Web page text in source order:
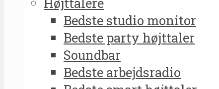
Bedste studio monitor
Bedste party højttaler
Soundbar
Bedste arbejdsradio